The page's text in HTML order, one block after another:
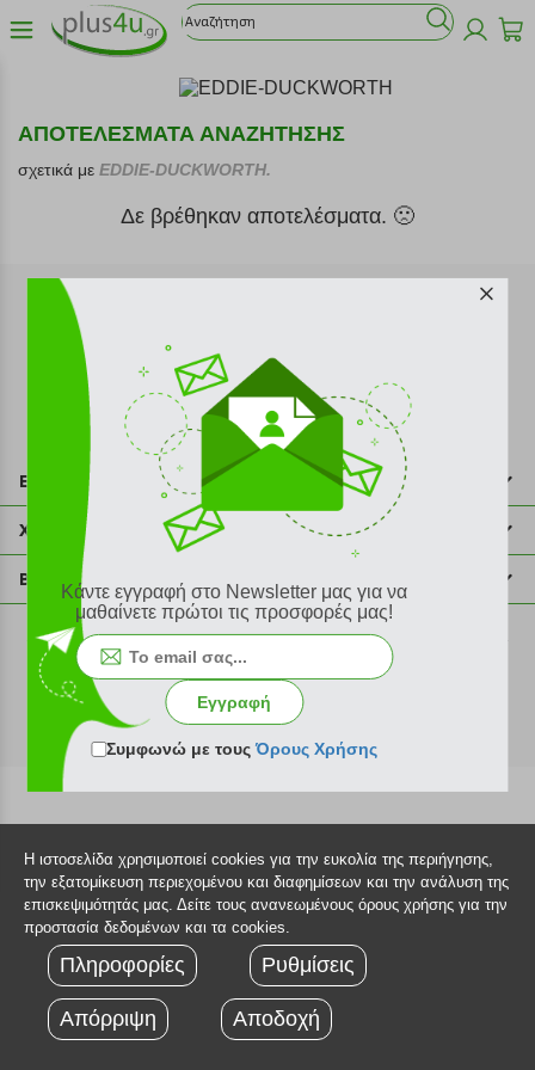
ΑΠΟΤΕΛΕΣΜΑΤΑ ΑΝΑΖΗΤΗΣΗΣ
σχετικά με EDDIE-DUCKWORTH.
Δε βρέθηκαν αποτελέσματα. 🙁
Εγγραφή στο newsletter
Επικοινωνία
211 2000 700
info@plus4u.gr
Χρήσιμες πληροφορίες
Η εταιρία
Σημεία παραλαβής
Ευκαιρίες καριέρας
Όροι χρήσης
Sitemap
Βοήθεια
Εξέλιξη παραγγελίας
Τρόποι παραγγελίας
Τρόποι πληρωμής
Τρόποι αποστολής
Πολιτική επιστροφών
Τεχνική υποστήριξη
©2026 Plus4u.gr
Κάντε εγγραφή στο Newsletter μας για να
μαθαίνετε πρώτοι τις προσφορές μας!
Εγγραφή
Συμφωνώ με τουςΌρους Χρήσης
Η ιστοσελίδα χρησιμοποιεί cookies για την ευκολία της περιήγησης,
την εξατομίκευση περιεχομένου και διαφημίσεων και την ανάλυση της
επισκεψιμότητάς μας. Δείτε τους ανανεωμένους όρους χρήσης για την
προστασία δεδομένων και τα cookies.
Πληροφορίες Ρυθμίσεις
Απόρριψη Αποδοχή